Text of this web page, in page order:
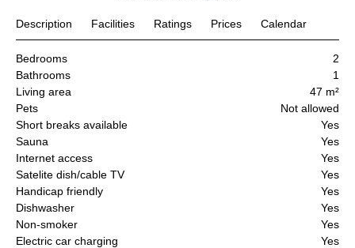
Description Facilities Ratings Prices Calendar
Bedrooms
2
Bathrooms
1
Living area
47 m²
Pets
Not allowed
Short breaks available
Yes
Sauna
Yes
Internet access
Yes
Satelite dish/cable TV
Yes
Handicap friendly
Yes
Dishwasher
Yes
Non-smoker
Yes
Electric car charging
Yes